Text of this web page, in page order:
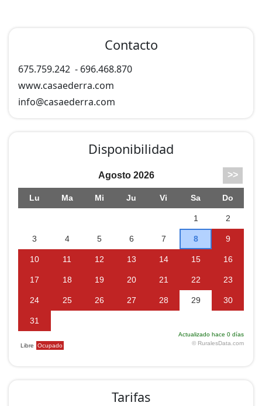
Contacto
675.759.242 - 696.468.870
www.casaederra.com
info@casaederra.com
Disponibilidad
Tarifas